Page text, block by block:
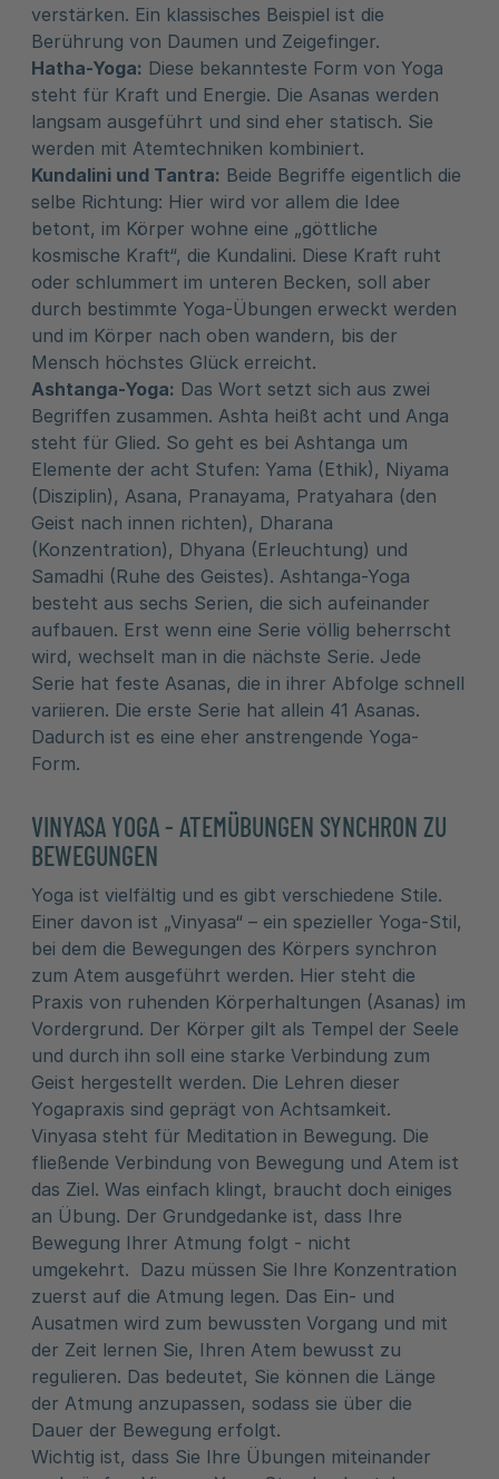
verstärken. Ein klassisches Beispiel ist die
Berührung von Daumen und Zeigefinger.
Hatha-Yoga: Diese bekannteste Form von Yoga
steht für Kraft und Energie. Die Asanas werden
langsam ausgeführt und sind eher statisch. Sie
werden mit Atemtechniken kombiniert.
Kundalini und Tantra: Beide Begriffe eigentlich die
selbe Richtung: Hier wird vor allem die Idee
betont, im Körper wohne eine „göttliche
kosmische Kraft“, die Kundalini. Diese Kraft ruht
oder schlummert im unteren Becken, soll aber
durch bestimmte Yoga-Übungen erweckt werden
und im Körper nach oben wandern, bis der
Mensch höchstes Glück erreicht.
Ashtanga-Yoga: Das Wort setzt sich aus zwei
Begriffen zusammen. Ashta heißt acht und Anga
steht für Glied. So geht es bei Ashtanga um
Elemente der acht Stufen: Yama (Ethik), Niyama
(Disziplin), Asana, Pranayama, Pratyahara (den
Geist nach innen richten), Dharana
(Konzentration), Dhyana (Erleuchtung) und
Samadhi (Ruhe des Geistes). Ashtanga-Yoga
besteht aus sechs Serien, die sich aufeinander
aufbauen. Erst wenn eine Serie völlig beherrscht
wird, wechselt man in die nächste Serie. Jede
Serie hat feste Asanas, die in ihrer Abfolge schnell
variieren. Die erste Serie hat allein 41 Asanas.
Dadurch ist es eine eher anstrengende Yoga-
Form.
VINYASA YOGA - ATEMÜBUNGEN SYNCHRON ZU
BEWEGUNGEN
Yoga ist vielfältig und es gibt verschiedene Stile.
Einer davon ist „Vinyasa“ – ein spezieller Yoga-Stil,
bei dem die Bewegungen des Körpers synchron
zum Atem ausgeführt werden. Hier steht die
Praxis von ruhenden Körperhaltungen (Asanas) im
Vordergrund. Der Körper gilt als Tempel der Seele
und durch ihn soll eine starke Verbindung zum
Geist hergestellt werden. Die Lehren dieser
Yogapraxis sind geprägt von Achtsamkeit.
Vinyasa steht für Meditation in Bewegung. Die
fließende Verbindung von Bewegung und Atem ist
das Ziel. Was einfach klingt, braucht doch einiges
an Übung. Der Grundgedanke ist, dass Ihre
Bewegung Ihrer Atmung folgt - nicht
umgekehrt. Dazu müssen Sie Ihre Konzentration
zuerst auf die Atmung legen. Das Ein- und
Ausatmen wird zum bewussten Vorgang und mit
der Zeit lernen Sie, Ihren Atem bewusst zu
regulieren. Das bedeutet, Sie können die Länge
der Atmung anzupassen, sodass sie über die
Dauer der Bewegung erfolgt.
Wichtig ist, dass Sie Ihre Übungen miteinander